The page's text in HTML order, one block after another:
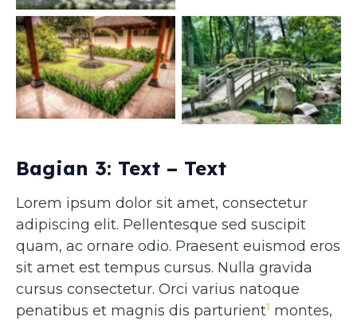
Caption 3 Caption 4
Bagian 3: Text – Text
Lorem ipsum dolor sit amet, consectetur
adipiscing elit. Pellentesque sed suscipit
quam, ac ornare odio. Praesent euismod eros
sit amet est tempus cursus. Nulla gravida
cursus consectetur. Orci varius natoque
penatibus et magnis dis parturient1 montes,